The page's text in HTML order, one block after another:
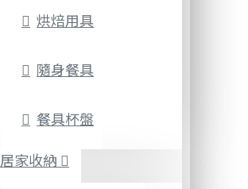
烘焙用具
隨身餐具
餐具杯盤
居家收納